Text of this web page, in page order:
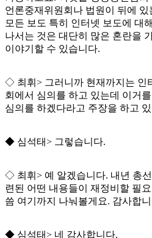
언론중재위원회나 법원이 뒤에
모든 보도 특히 인터넷 보도에 대
나서는 것은 대단히 많은 혼란을
이야기할 수 있습니다.
◇ 최휘 > 그러니까 현재까지는 인
회에서 심의를 하고 있는데 이거
심의를 하겠다라고 주장을 하고
◆ 심석태> 그렇습니다.
◇ 최휘 > 예 알겠습니다. 내년 총
련된 어떤 내용들이 재정비할 필
씀 여기까지 나눠볼게요. 감사합
◆ 심석태> 네 감사합니다.